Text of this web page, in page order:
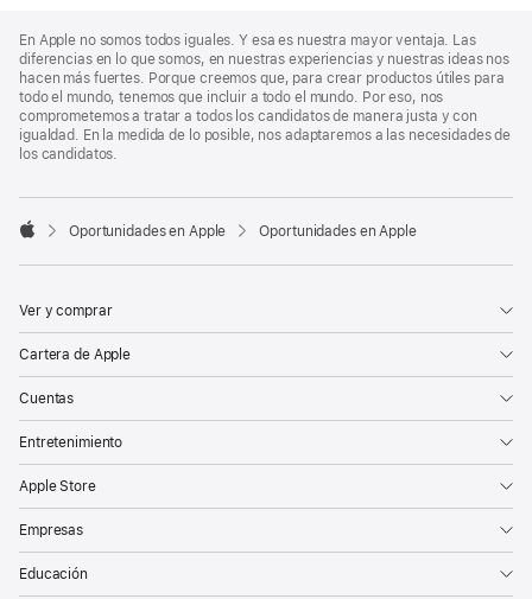
Footer
En Apple no somos todos iguales. Y esa es nuestra mayor ventaja. Las
diferencias en lo que somos, en nuestras experiencias y nuestras ideas nos
hacen más fuertes. Porque creemos que, para crear productos útiles para
todo el mundo, tenemos que incluir a todo el mundo. Por eso, nos
comprometemos a tratar a todos los candidatos de manera justa y con
igualdad. En la medida de lo posible, nos adaptaremos a las necesidades de
los candidatos.

Oportunidades en Apple Oportunidades en Apple
Ver y comprar
Cartera de Apple
Cuentas
Entretenimiento
Apple Store
Empresas
Educación